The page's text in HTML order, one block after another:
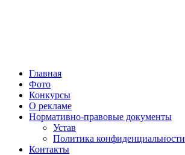
Главная
Фото
Конкурсы
О рекламе
Нормативно-правовые документы
Устав
Политика конфиденциальности
Контакты